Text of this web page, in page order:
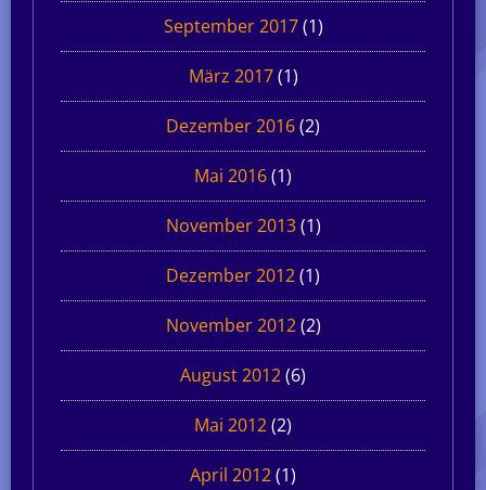
September 2017(1)
März 2017(1)
Dezember 2016(2)
Mai 2016(1)
November 2013(1)
Dezember 2012(1)
November 2012(2)
August 2012(6)
Mai 2012(2)
April 2012(1)